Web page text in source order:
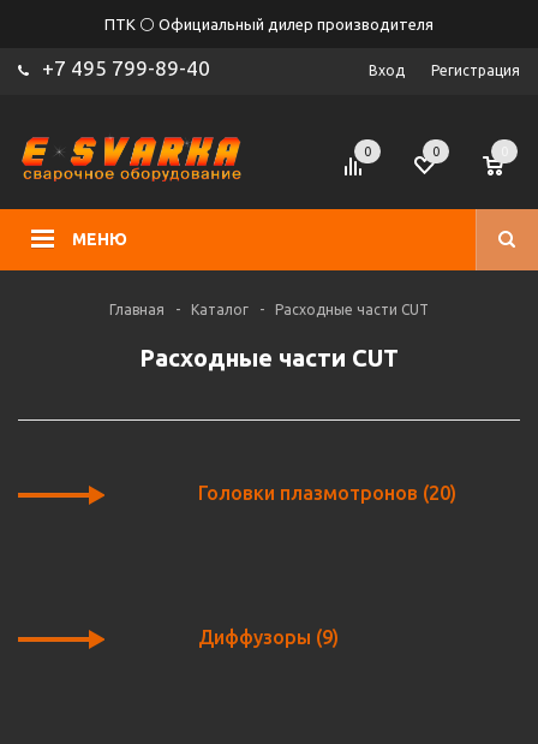
ПТК ⚪ Официальный дилер производителя
+7 495 799-89-40 Вход Регистрация
МЕНЮ
0 0
Главная - Каталог - Расходные части CUT
Расходные части CUT
Головки плазмотронов (20)
Диффузоры (9)